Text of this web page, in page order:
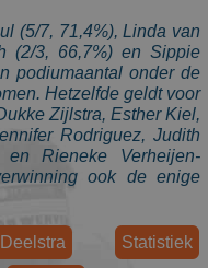
(5/7, 71,4%), Linda van
(2/3, 66,7%) en Sippie
podiumaantal onder de
Hetzelfde geldt voor
Zijlstra, Esther Kiel,
Rodriguez, Judith
Rieneke Verheijen-
ook de enige
Statistiek
Vervaldatum
1 jaar 1
maand
This cookie
name is
asssociated
with Google
Universal
Analytics -
which is a
significant
update to
commonly
used
analytics